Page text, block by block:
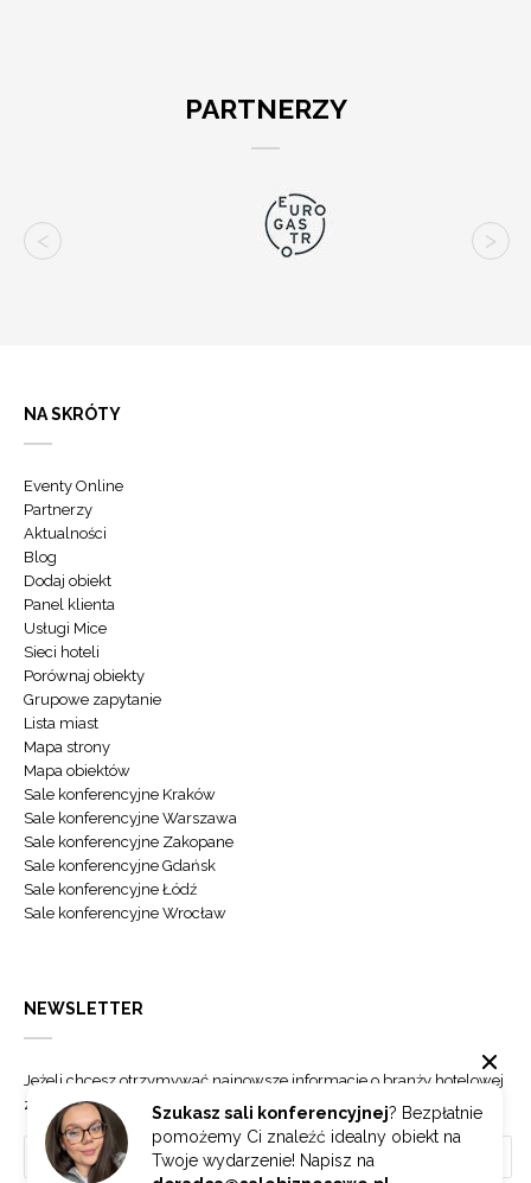
PARTNERZY
Szukasz sali konferencyjnej? Bezpłatnie
pomożemy Ci znaleźć idealny obiekt na
Twoje wydarzenie! Napisz na
NA SKRÓTY
Eventy Online
Partnerzy
Aktualności
Blog
Dodaj obiekt
Panel klienta
Usługi Mice
Sieci hoteli
Porównaj obiekty
Grupowe zapytanie
Lista miast
Mapa strony
Mapa obiektów
Sale konferencyjne Kraków
Sale konferencyjne Warszawa
Sale konferencyjne Zakopane
Sale konferencyjne Gdańsk
Sale konferencyjne Łódź
Sale konferencyjne Wrocław
NEWSLETTER
Jeżeli chcesz otrzymywać najnowsze informacje o branży hotelowej
zapisz się do naszego newslettera.